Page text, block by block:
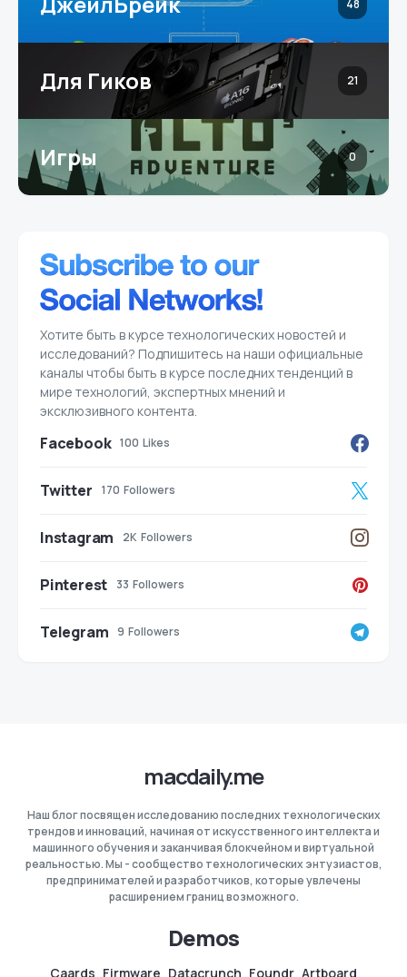
48
Для Гиков 21
Игры 0
Хотите быть в курсе технологических новостей и
исследований? Подпишитесь на наши официальные
каналы чтобы быть в курсе последних тенденций в
мире технологий, экспертных мнений и
эксклюзивного контента.
Facebook 100 Likes
Twitter 170 Followers
Instagram 2K Followers
Pinterest 33 Followers
Telegram 9 Followers
macdaily.me
Наш блог посвящен исследованию последних технологических
трендов и инноваций, начиная от искусственного интеллекта и
машинного обучения и заканчивая блокчейном и виртуальной
реальностью. Мы - сообщество технологических энтузиастов,
предпринимателей и разработчиков, которые увлечены
расширением границ возможного.
Demos
Caards Firmware Datacrunch Foundr Artboard